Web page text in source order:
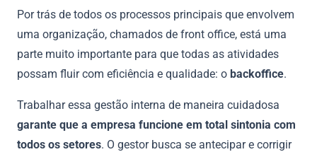
Por trás de todos os processos principais que envolvem
uma organização, chamados de front office, está uma
parte muito importante para que todas as atividades
possam fluir com eficiência e qualidade: o backoffice.
Trabalhar essa gestão interna de maneira cuidadosa
garante que a empresa funcione em total sintonia com
todos os setores. O gestor busca se antecipar e corrigir